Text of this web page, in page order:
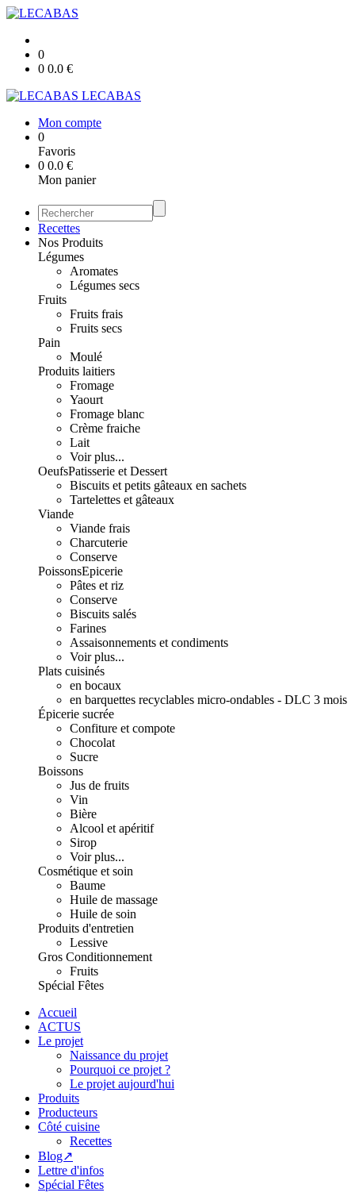
0
0 0.0 €
LECABAS
Mon compte
0
Favoris
0 0.0 €
Mon panier
Recettes
Nos Produits
Légumes
Aromates
Légumes secs
Fruits
Fruits frais
Fruits secs
Pain
Moulé
Produits laitiers
Fromage
Yaourt
Fromage blanc
Crème fraiche
Lait
Voir plus...
OeufsPatisserie et Dessert
Biscuits et petits gâteaux en sachets
Tartelettes et gâteaux
Viande
Viande frais
Charcuterie
Conserve
PoissonsEpicerie
Pâtes et riz
Conserve
Biscuits salés
Farines
Assaisonnements et condiments
Voir plus...
Plats cuisinés
en bocaux
en barquettes recyclables micro-ondables - DLC 3 mois
Épicerie sucrée
Confiture et compote
Chocolat
Sucre
Boissons
Jus de fruits
Vin
Bière
Alcool et apéritif
Sirop
Voir plus...
Cosmétique et soin
Baume
Huile de massage
Huile de soin
Produits d'entretien
Lessive
Gros Conditionnement
Fruits
Spécial Fêtes
Accueil
ACTUS
Le projet
Naissance du projet
Pourquoi ce projet ?
Le projet aujourd'hui
Produits
Producteurs
Côté cuisine
Recettes
Blog↗
Lettre d'infos
Spécial Fêtes